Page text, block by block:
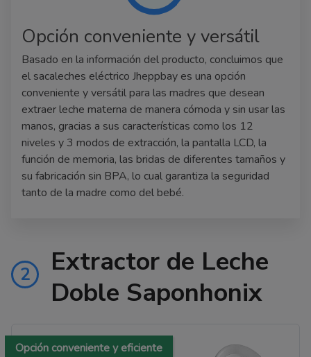
Opción conveniente y versátil
Basado en la información del producto, concluimos que
el sacaleches eléctrico Jheppbay es una opción
conveniente y versátil para las madres que desean
extraer leche materna de manera cómoda y sin usar las
manos, gracias a sus características como los 12
niveles y 3 modos de extracción, la pantalla LCD, la
función de memoria, las bridas de diferentes tamaños y
su fabricación sin BPA, lo cual garantiza la seguridad
tanto de la madre como del bebé.
2
Extractor de Leche
Doble Saponhonix
Opción conveniente y eficiente